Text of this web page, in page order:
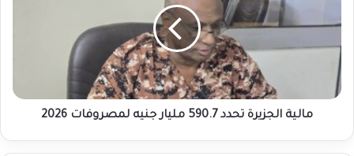
جنيه
لمصروفات
2026
مالية الجزيرة تحدد 590.7 مليار جنيه لمصروفات 2026